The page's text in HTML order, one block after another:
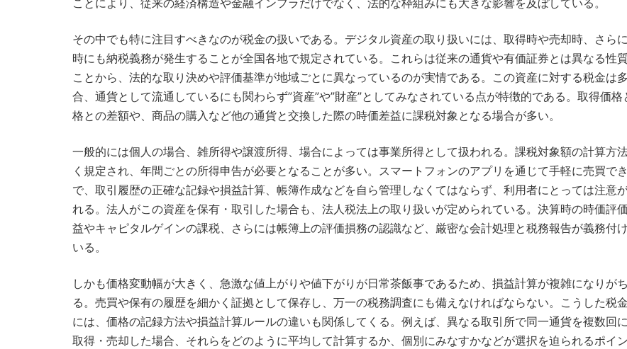
ことにより、従来の経済構造や金融インフラだけでなく、法的な枠組みにも大きな影響を及ぼしている。
その中でも特に注目すべきなのが税金の扱いである。デジタル資産の取り扱いには、取得時や売却時、さら
時にも納税義務が発生することが全国各地で規定されている。これらは従来の通貨や有価証券とは異なる性
ことから、法的な取り決めや評価基準が地域ごとに異なっているのが実情である。この資産に対する税金は
合、通貨として流通しているにも関わらず”資産”や”財産”としてみなされている点が特徴的である。取得価格
格との差額や、商品の購入など他の通貨と交換した際の時価差益に課税対象となる場合が多い。
一般的には個人の場合、雑所得や譲渡所得、場合によっては事業所得として扱われる。課税対象額の計算方
く規定され、年間ごとの所得申告が必要となることが多い。スマートフォンのアプリを通じて手軽に売買で
で、取引履歴の正確な記録や損益計算、帳簿作成などを自ら管理しなくてはならず、利用者にとっては注意
れる。法人がこの資産を保有・取引した場合も、法人税法上の取り扱いが定められている。決算時の時価評
益やキャピタルゲインの課税、さらには帳簿上の評価損務の認識など、厳密な会計処理と税務報告が義務付
いる。
しかも価格変動幅が大きく、急激な値上がりや値下がりが日常茶飯事であるため、損益計算が複雑になりが
る。売買や保有の履歴を細かく証拠として保存し、万一の税務調査にも備えなければならない。こうした税
には、価格の記録方法や損益計算ルールの違いも関係してくる。例えば、異なる取引所で同一通貨を複数回
取得・売却した場合、それらをどのように平均して計算するか、個別にみなすかなどが選択を迫られるポイ